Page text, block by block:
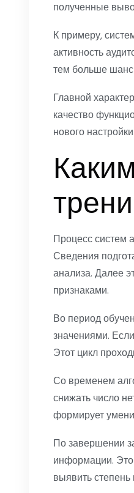
полученные
К примеру,
активность
тем больше шанс
Главной
качество
нового
Процесс систем
Сведения
анализа. Далее
признаками.
Во период
значениями.
Этот цикл
Со временем
снижать число
формирует
По завершении
информации. Это
выявить степень